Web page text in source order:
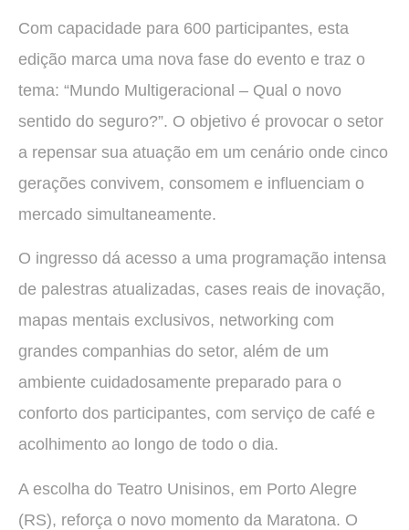
Com capacidade para 600 participantes, esta
edição marca uma nova fase do evento e traz o
tema: “Mundo Multigeracional – Qual o novo
sentido do seguro?”. O objetivo é provocar o setor
a repensar sua atuação em um cenário onde cinco
gerações convivem, consomem e influenciam o
mercado simultaneamente.
O ingresso dá acesso a uma programação intensa
de palestras atualizadas, cases reais de inovação,
mapas mentais exclusivos, networking com
grandes companhias do setor, além de um
ambiente cuidadosamente preparado para o
conforto dos participantes, com serviço de café e
acolhimento ao longo de todo o dia.
A escolha do Teatro Unisinos, em Porto Alegre
(RS), reforça o novo momento da Maratona. O